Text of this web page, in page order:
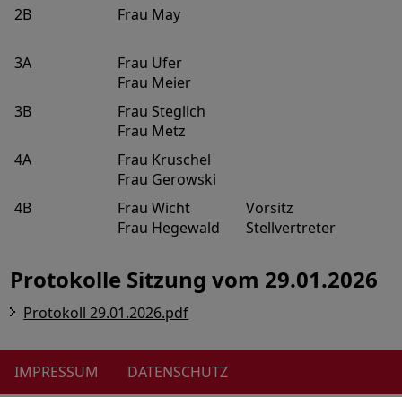
2B
Frau May
3A
Frau Ufer
Frau Meier
3B
Frau Steglich
Frau Metz
4A
Frau Kruschel
Frau Gerowski
4B
Frau Wicht
Frau Hegewald
Vorsitz
Stellvertreter
Protokolle Sitzung vom 29.01.2026
Protokoll 29.01.2026.pdf
IMPRESSUM DATENSCHUTZ